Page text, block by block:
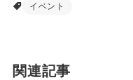
イベント
関連記事